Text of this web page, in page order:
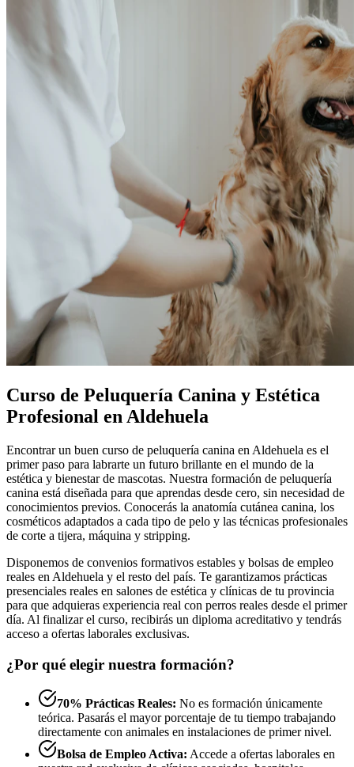
Curso de Peluquería Canina y Estética
Profesional en Aldehuela
Encontrar un buen curso de peluquería canina en Aldehuela es el
primer paso para labrarte un futuro brillante en el mundo de la
estética y bienestar de mascotas. Nuestra formación de peluquería
canina está diseñada para que aprendas desde cero, sin necesidad de
conocimientos previos. Conocerás la anatomía cutánea canina, los
cosméticos adaptados a cada tipo de pelo y las técnicas profesionales
de corte a tijera, máquina y stripping.
Disponemos de convenios formativos estables y bolsas de empleo
reales en Aldehuela y el resto del país. Te garantizamos prácticas
presenciales reales en salones de estética y clínicas de tu provincia
para que adquieras experiencia real con perros reales desde el primer
día. Al finalizar el curso, recibirás un diploma acreditativo y tendrás
acceso a ofertas laborales exclusivas.
¿Por qué elegir nuestra formación?
70% Prácticas Reales: No es formación únicamente
teórica. Pasarás el mayor porcentaje de tu tiempo trabajando
directamente con animales en instalaciones de primer nivel.
Bolsa de Empleo Activa: Accede a ofertas laborales en